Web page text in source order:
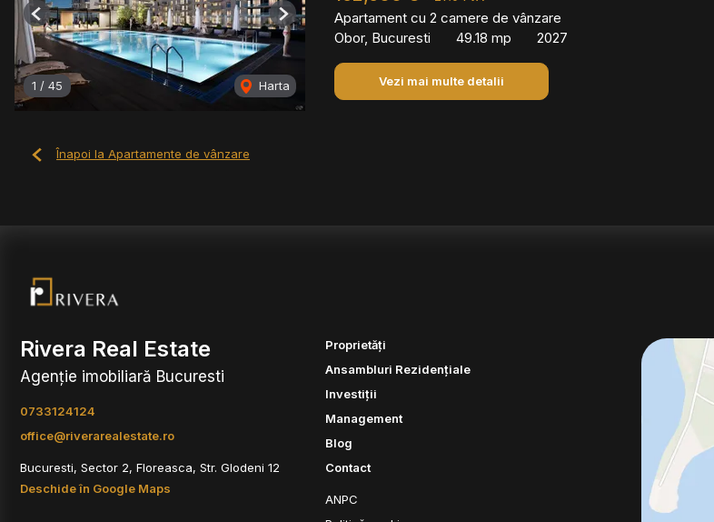
1 / 45 Harta
Previous Next
Apartament cu 2 camere de vânzare
Obor, Bucuresti
49.18 mp 2027
Vezi mai multe detalii
Înapoi la Apartamente de vânzare
Rivera Real Estate
Agenție imobiliară Bucuresti
0733124124
office@riverarealestate.ro
Bucuresti, Sector 2, Floreasca, Str. Glodeni 12
Deschide în Google Maps
Proprietăți
Ansambluri Rezidențiale
Investiții
Management
Blog
Contact
ANPC